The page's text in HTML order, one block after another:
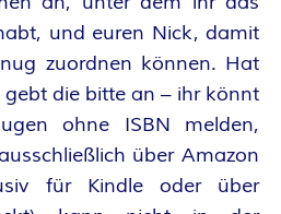
und euren Nick, damit
zuordnen können. Hat
gebt die bitte an – ihr könnt
ohne ISBN melden,
über Amazon
für Kindle oder über